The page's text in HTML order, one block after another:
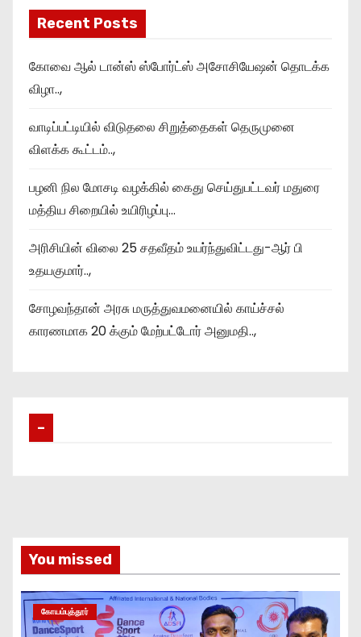
Recent Posts
கோவை ஆல் டான்ஸ் ஸ்போர்ட்ஸ் அசோசியேஷன் தொடக்க
விழா..,
வாடிப்பட்டியில் விடுதலை சிறுத்தைகள் தெருமுனை
விளக்க கூட்டம்..,
பழனி நில மோசடி வழக்கில் கைது செய்துபட்டவர் மதுரை
மத்திய சிறையில் உயிரிழப்பு…
அரிசியின் விலை 25 சதவீதம் உயர்ந்துவிட்டது-ஆர் பி
உதயகுமார்..,
சோழவந்தான் அரசு மருத்துவமனையில் காய்ச்சல்
காரணமாக 20 க்கும் மேற்பட்டோர் அனுமதி..,
–
You missed
கோயம்புத்தூர்